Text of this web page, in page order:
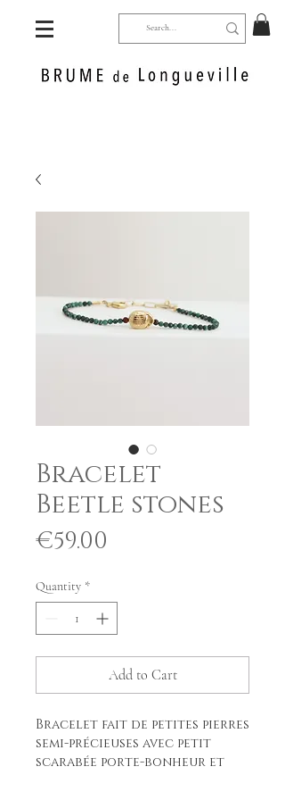
Bracelet
Beetle stones
€59.00
Quantity *
Add to Cart
Bracelet fait de petites pierres
semi-précieuses avec petit
scarabée porte-bonheur et